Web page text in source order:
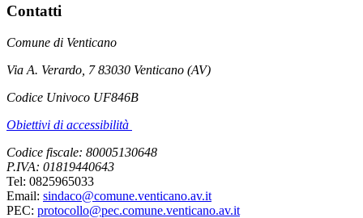
Contatti
Comune di Venticano
Via A. Verardo, 7 83030 Venticano (AV)
Codice Univoco UF846B
Obiettivi di accessibilità
Codice fiscale: 80005130648
P.IVA: 01819440643
Tel: 0825965033
Email: sindaco@comune.venticano.av.it
PEC: protocollo@pec.comune.venticano.av.it